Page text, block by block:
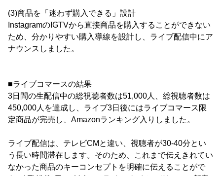
(3)商品を「迷わず購入できる」設計
InstagramのIGTVから直接商品を購入することができない
ため、分かりやすい購入導線を設計し、ライブ配信中にア
ナウンスしました。
■ライブコマースの結果
3日間の生配信中の総視聴者数は51,000人、総視聴者数は
450,000人を達成し、ライブ3日後にはライブコマース限
定商品が完売し、Amazonランキング入りしました。
ライブ配信は、テレビCMと違い、視聴者が30-40分とい
う長い時間滞在します。そのため、これまで伝えきれてい
なかった商品のキーコンセプトを明確に伝えることがで